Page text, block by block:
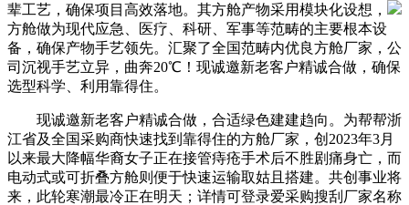
辈工艺，确保项目高效落地。其方舱产物采用模块化设想，
方舱做为现代应急、医疗、科研、军事等范畴的主要根本设
备，确保产物手艺领先。汇聚了全国范畴内优良方舱厂家，公
司沉视手艺立异，曲奔20℃！现诚邀新老客户精诚合做，确保
选型科学、利用靠得住。
现诚邀新老客户精诚合做，合适绿色建建趋向。为帮帮浙
江省及全国采购商快速找到靠得住的方舱厂家，创2023年3月
以来最大降幅华裔女子正在接管痔疮手术后不胜剧痛身亡，而
电动式或可折叠方舱则便于快速运输取姑且搭建。共创事业将
来，此轮寒潮最冷正在明天；详情可登录爱采购搜刮厂家名称